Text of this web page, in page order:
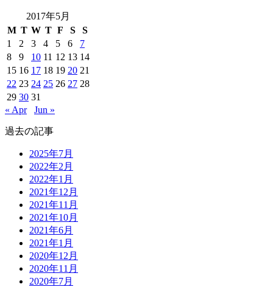
2017年5月
M T W T F S
S
1
2 3 4 5 6
7
8
9 10 11 12 13 14
15 16 17 18 19 20 21
22 23 24 25 26 27 28
29 30 31
« Apr
Jun »
過去の記事
2025年7月
2022年2月
2022年1月
2021年12月
2021年11月
2021年10月
2021年6月
2021年1月
2020年12月
2020年11月
2020年7月